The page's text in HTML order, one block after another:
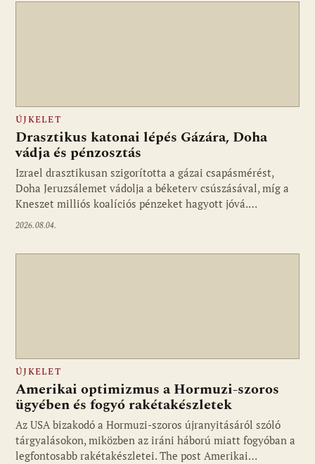
ÚJKELET
Drasztikus katonai lépés Gázára, Doha
vádja és pénzosztás
Izrael drasztikusan szigorította a gázai csapásmérést,
Doha Jeruzsálemet vádolja a béketerv csúszásával, míg a
Kneszet milliós koalíciós pénzeket hagyott jóvá.…
2026.08.04.
ÚJKELET
Amerikai optimizmus a Hormuzi-szoros
ügyében és fogyó rakétakészletek
Az USA bizakodó a Hormuzi-szoros újranyitásáról szóló
tárgyalásokon, miközben az iráni háború miatt fogyóban a
legfontosabb rakétakészletei. The post Amerikai…